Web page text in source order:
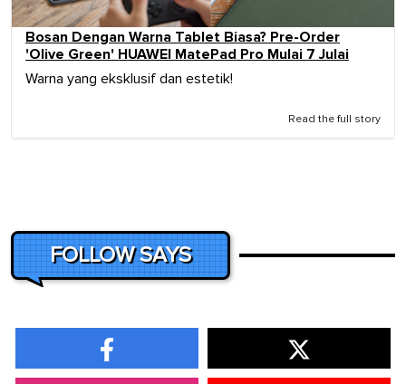
Bosan Dengan Warna Tablet Biasa? Pre-Order
'Olive Green' HUAWEI MatePad Pro Mulai 7 Julai
Warna yang eksklusif dan estetik!
Read the full story
FOLLOW SAYS